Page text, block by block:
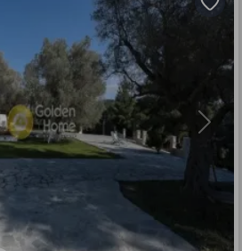
Next